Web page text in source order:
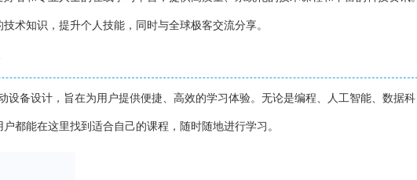
术知识，提升个人技能，同时与全球极客交流分享。
设备设计，旨在为用户提供便捷、高效的学习体验。无论是编程、人工智能、数据科
都能在这里找到适合自己的课程，随时随地进行学习。